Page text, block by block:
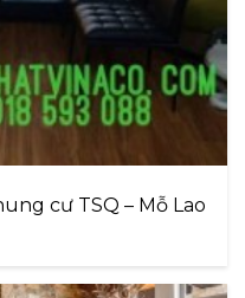
cư TSQ – Mỗ Lao